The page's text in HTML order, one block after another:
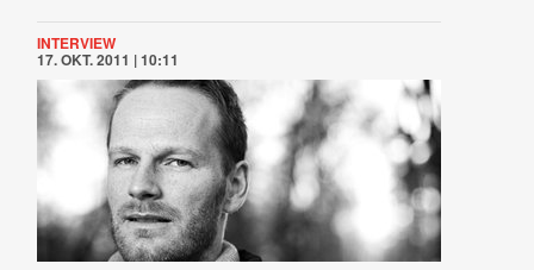
INTERVIEW
17. OKT. 2011 | 10:11